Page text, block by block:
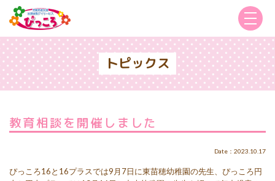
トピックス
教育相談を開催しました
Date：2023.10.17
ぴっころ16と16プラスでは9月7日に東苗穂幼稚園の先生、ぴっころ円